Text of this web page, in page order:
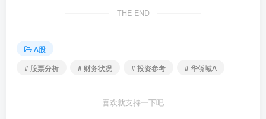
THE END
A股
# 股票分析
# 财务状况 # 投资参考 # 华侨城A
喜欢就支持一下吧